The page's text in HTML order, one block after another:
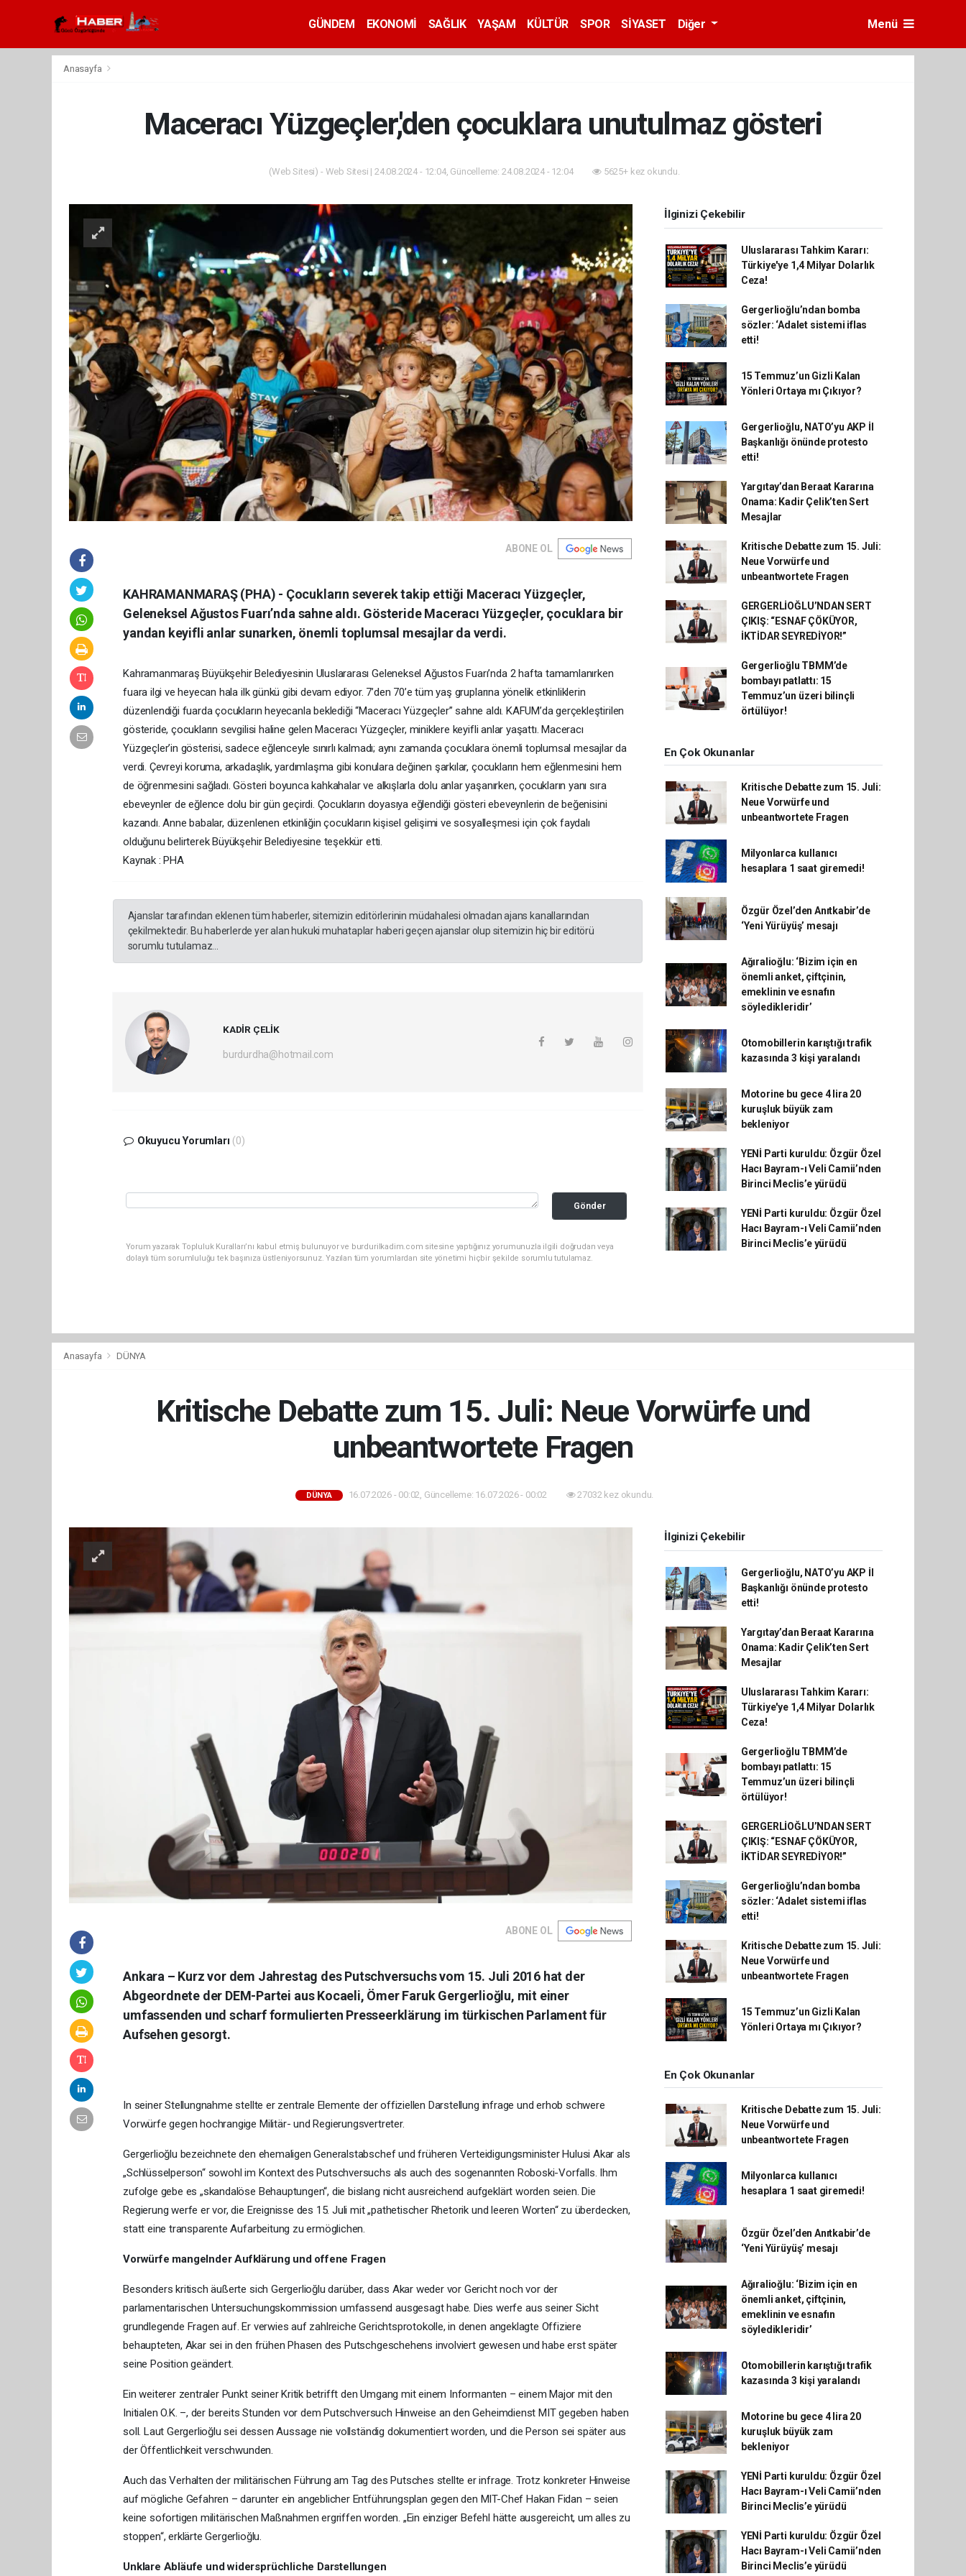
GÜNDEM EKONOMİ SAĞLIK YAŞAM KÜLTÜR SPOR SİYASET Diğer Menü
Anasayfa
Maceracı Yüzgeçler,'den çocuklara unutulmaz gösteri
(Web Sitesi) - Web Sitesi | 24.08.2024 - 12:04, Güncelleme: 24.08.2024 - 12:04 5625+ kez okundu.
ABONE OL
KAHRAMANMARAŞ (PHA) - Çocukların severek takip ettiği Maceracı Yüzgeçler,
Geleneksel Ağustos Fuarı’nda sahne aldı. Gösteride Maceracı Yüzgeçler, çocuklara bir
yandan keyifli anlar sunarken, önemli toplumsal mesajlar da verdi.
Kahramanmaraş Büyükşehir Belediyesinin Uluslararası Geleneksel Ağustos Fuarı’nda 2 hafta tamamlanırken
fuara ilgi ve heyecan hala ilk günkü gibi devam ediyor. 7’den 70’e tüm yaş gruplarına yönelik etkinliklerin
düzenlendiği fuarda çocukların heyecanla beklediği “Maceracı Yüzgeçler” sahne aldı. KAFUM’da gerçekleştirilen
gösteride, çocukların sevgilisi haline gelen Maceracı Yüzgeçler, miniklere keyifli anlar yaşattı. Maceracı
Yüzgeçler’in gösterisi, sadece eğlenceyle sınırlı kalmadı; aynı zamanda çocuklara önemli toplumsal mesajlar da
verdi. Çevreyi koruma, arkadaşlık, yardımlaşma gibi konulara değinen şarkılar, çocukların hem eğlenmesini hem
de öğrenmesini sağladı. Gösteri boyunca kahkahalar ve alkışlarla dolu anlar yaşanırken, çocukların yanı sıra
ebeveynler de eğlence dolu bir gün geçirdi. Çocukların doyasıya eğlendiği gösteri ebeveynlerin de beğenisini
kazandı. Anne babalar, düzenlenen etkinliğin çocukların kişisel gelişimi ve sosyalleşmesi için çok faydalı
olduğunu belirterek Büyükşehir Belediyesine teşekkür etti.
Kaynak : PHA
Ajanslar tarafından eklenen tüm haberler, sitemizin editörlerinin müdahalesi olmadan ajans kanallarından
çekilmektedir. Bu haberlerde yer alan hukuki muhataplar haberi geçen ajanslar olup sitemizin hiç bir editörü
sorumlu tutulamaz...
KADİR ÇELİK
burdurdha@hotmail.com
Okuyucu Yorumları (0)
Gönder
Yorum yazarak Topluluk Kuralları’nı kabul etmiş bulunuyor ve burdurilkadim.com sitesine yaptığınız yorumunuzla ilgili doğrudan veya
dolaylı tüm sorumluluğu tek başınıza üstleniyorsunuz. Yazılan tüm yorumlardan site yönetimi hiçbir şekilde sorumlu tutulamaz.
İlginizi Çekebilir
Uluslararası Tahkim Kararı:
Türkiye'ye 1,4 Milyar Dolarlık
Ceza!
Gergerlioğlu’ndan bomba
sözler: ‘Adalet sistemi iflas
etti!
15 Temmuz’un Gizli Kalan
Yönleri Ortaya mı Çıkıyor?
Gergerlioğlu, NATO’yu AKP İl
Başkanlığı önünde protesto
etti!
Yargıtay’dan Beraat Kararına
Onama: Kadir Çelik’ten Sert
Mesajlar
Kritische Debatte zum 15. Juli:
Neue Vorwürfe und
unbeantwortete Fragen
GERGERLİOĞLU’NDAN SERT
ÇIKIŞ: “ESNAF ÇÖKÜYOR,
İKTİDAR SEYREDİYOR!”
Gergerlioğlu TBMM’de
bombayı patlattı: 15
Temmuz’un üzeri bilinçli
örtülüyor!
En Çok Okunanlar
Kritische Debatte zum 15. Juli:
Neue Vorwürfe und
unbeantwortete Fragen
Milyonlarca kullanıcı
hesaplara 1 saat giremedi!
Özgür Özel’den Anıtkabir’de
‘Yeni Yürüyüş’ mesajı
Ağıralioğlu: ‘Bizim için en
önemli anket, çiftçinin,
emeklinin ve esnafın
söyledikleridir’
Otomobillerin karıştığı trafik
kazasında 3 kişi yaralandı
Motorine bu gece 4 lira 20
kuruşluk büyük zam
bekleniyor
YENİ Parti kuruldu: Özgür Özel
Hacı Bayram-ı Veli Camii’nden
Birinci Meclis’e yürüdü
YENİ Parti kuruldu: Özgür Özel
Hacı Bayram-ı Veli Camii’nden
Birinci Meclis’e yürüdü
Anasayfa DÜNYA
Kritische Debatte zum 15. Juli: Neue Vorwürfe und
unbeantwortete Fragen
DÜNYA 16.07.2026 - 00:02, Güncelleme: 16.07.2026 - 00:02 27032 kez okundu.
ABONE OL
Ankara – Kurz vor dem Jahrestag des Putschversuchs vom 15. Juli 2016 hat der
Abgeordnete der DEM-Partei aus Kocaeli, Ömer Faruk Gergerlioğlu, mit einer
umfassenden und scharf formulierten Presseerklärung im türkischen Parlament für
Aufsehen gesorgt.
In seiner Stellungnahme stellte er zentrale Elemente der offiziellen Darstellung infrage und erhob schwere
Vorwürfe gegen hochrangige Militär- und Regierungsvertreter.
Gergerlioğlu bezeichnete den ehemaligen Generalstabschef und früheren Verteidigungsminister Hulusi Akar als
„Schlüsselperson“ sowohl im Kontext des Putschversuchs als auch des sogenannten Roboski-Vorfalls. Ihm
zufolge gebe es „skandalöse Behauptungen“, die bislang nicht ausreichend aufgeklärt worden seien. Die
Regierung werfe er vor, die Ereignisse des 15. Juli mit „pathetischer Rhetorik und leeren Worten“ zu überdecken,
statt eine transparente Aufarbeitung zu ermöglichen.
Vorwürfe mangelnder Aufklärung und offene Fragen
Besonders kritisch äußerte sich Gergerlioğlu darüber, dass Akar weder vor Gericht noch vor der
parlamentarischen Untersuchungskommission umfassend ausgesagt habe. Dies werfe aus seiner Sicht
grundlegende Fragen auf. Er verwies auf zahlreiche Gerichtsprotokolle, in denen angeklagte Offiziere
behaupteten, Akar sei in den frühen Phasen des Putschgeschehens involviert gewesen und habe erst später
seine Position geändert.
Ein weiterer zentraler Punkt seiner Kritik betrifft den Umgang mit einem Informanten – einem Major mit den
Initialen O.K. –, der bereits Stunden vor dem Putschversuch Hinweise an den Geheimdienst MIT gegeben haben
soll. Laut Gergerlioğlu sei dessen Aussage nie vollständig dokumentiert worden, und die Person sei später aus
der Öffentlichkeit verschwunden.
Auch das Verhalten der militärischen Führung am Tag des Putsches stellte er infrage. Trotz konkreter Hinweise
auf mögliche Gefahren – darunter ein angeblicher Entführungsplan gegen den MIT-Chef Hakan Fidan – seien
keine sofortigen militärischen Maßnahmen ergriffen worden. „Ein einziger Befehl hätte ausgereicht, um alles zu
stoppen“, erklärte Gergerlioğlu.
Unklare Abläufe und widersprüchliche Darstellungen
İlginizi Çekebilir
Gergerlioğlu, NATO’yu AKP İl
Başkanlığı önünde protesto
etti!
Yargıtay’dan Beraat Kararına
Onama: Kadir Çelik’ten Sert
Mesajlar
Uluslararası Tahkim Kararı:
Türkiye'ye 1,4 Milyar Dolarlık
Ceza!
Gergerlioğlu TBMM’de
bombayı patlattı: 15
Temmuz’un üzeri bilinçli
örtülüyor!
GERGERLİOĞLU’NDAN SERT
ÇIKIŞ: “ESNAF ÇÖKÜYOR,
İKTİDAR SEYREDİYOR!”
Gergerlioğlu’ndan bomba
sözler: ‘Adalet sistemi iflas
etti!
Kritische Debatte zum 15. Juli:
Neue Vorwürfe und
unbeantwortete Fragen
15 Temmuz’un Gizli Kalan
Yönleri Ortaya mı Çıkıyor?
En Çok Okunanlar
Kritische Debatte zum 15. Juli:
Neue Vorwürfe und
unbeantwortete Fragen
Milyonlarca kullanıcı
hesaplara 1 saat giremedi!
Özgür Özel’den Anıtkabir’de
‘Yeni Yürüyüş’ mesajı
Ağıralioğlu: ‘Bizim için en
önemli anket, çiftçinin,
emeklinin ve esnafın
söyledikleridir’
Otomobillerin karıştığı trafik
kazasında 3 kişi yaralandı
Motorine bu gece 4 lira 20
kuruşluk büyük zam
bekleniyor
YENİ Parti kuruldu: Özgür Özel
Hacı Bayram-ı Veli Camii’nden
Birinci Meclis’e yürüdü
YENİ Parti kuruldu: Özgür Özel
Hacı Bayram-ı Veli Camii’nden
Birinci Meclis’e yürüdü